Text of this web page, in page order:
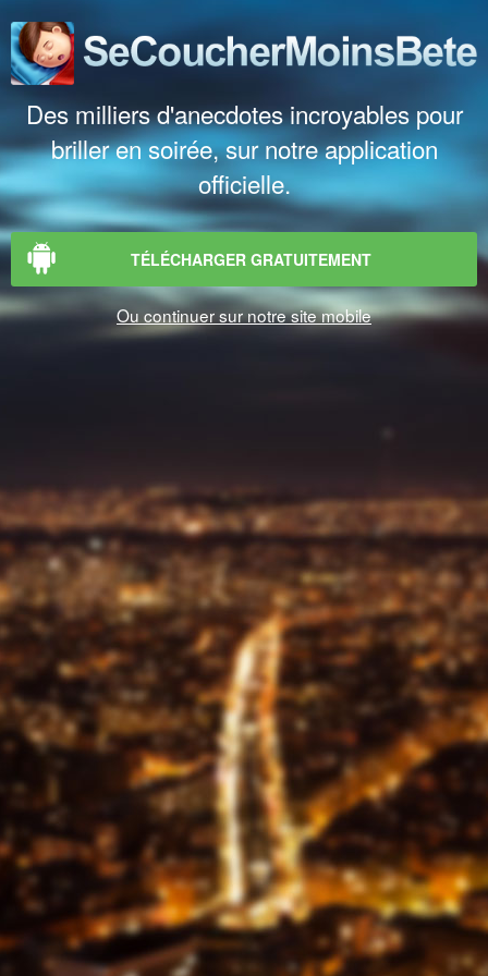
Des milliers d'anecdotes incroyables pour
briller en soirée, sur notre application
officielle.
TÉLÉCHARGER GRATUITEMENT
Ou continuer sur notre site mobile